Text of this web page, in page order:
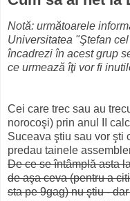
Notă: următoarele
Universitatea "Ştefan
încadrezi în acest grup
ce urmează îţi vor fi
Cei care trec sau au
norocoşi) prin anul II
Suceava ştiu sau vor şti
predau tainele
De ce se întâmplă asta
de aşa ceva (pentru a
sta pe 9gag) nu ştiu -